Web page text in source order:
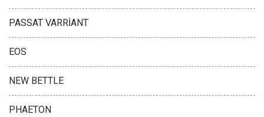
PASSAT VARRİANT
EOS
NEW BETTLE
PHAETON